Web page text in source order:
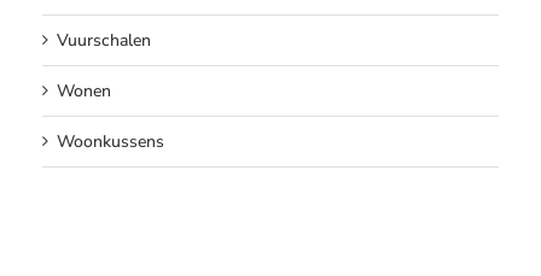
Vuurschalen
Wonen
Woonkussens